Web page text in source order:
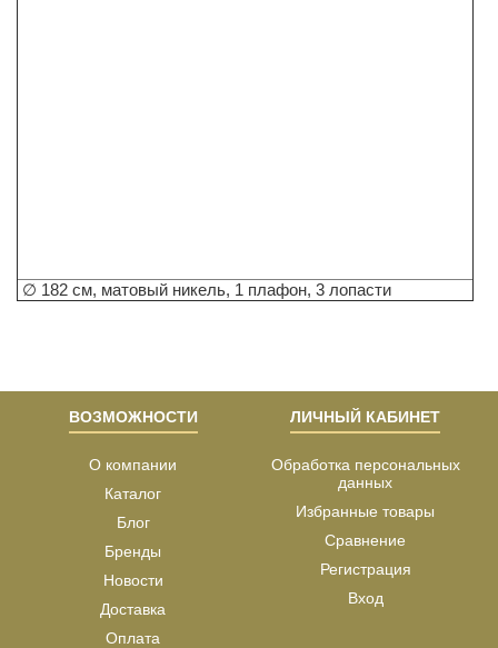
∅ 182 см, матовый никель, 1 плафон, 3 лопасти
ВОЗМОЖНОСТИ
О компании
Каталог
Блог
Бренды
Новости
Доставка
Оплата
ЛИЧНЫЙ КАБИНЕТ
Обработка персональных
данных
Избранные товары
Сравнение
Регистрация
Вход